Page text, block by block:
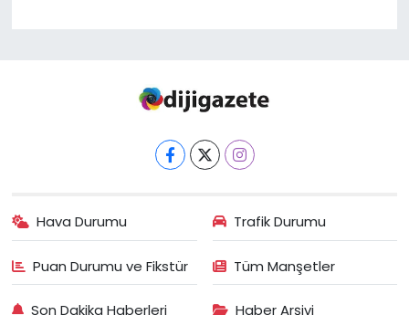
Hava Durumu Trafik Durumu
Puan Durumu ve Fikstür Tüm Manşetler
Son Dakika Haberleri Haber Arşivi